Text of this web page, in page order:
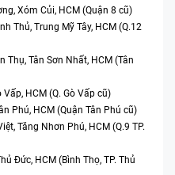
Xóm Củi, HCM (Quận 8 cũ)
Thủ, Trung Mỹ Tây, HCM (Q.12
Thụ, Tân Sơn Nhất, HCM (Tân
HCM (Q. Gò Vấp cũ)
Phú, HCM (Quận Tân Phú cũ)
Tăng Nhơn Phú, HCM (Q.9 TP.
Đức, HCM (Bình Thọ, TP. Thủ